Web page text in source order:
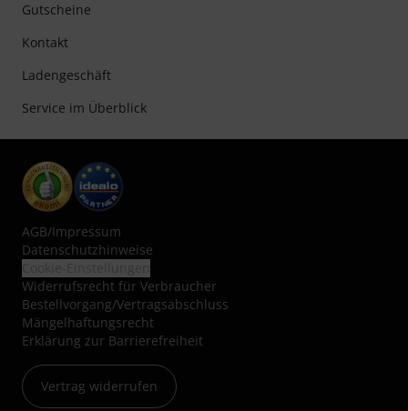
Gutscheine
Kontakt
Ladengeschäft
Service im Überblick
AGB/Impressum
Datenschutzhinweise
Widerrufsrecht für Verbraucher
Bestellvorgang/Vertragsabschluss
Mängelhaftungsrecht
Erklärung zur Barrierefreiheit
Vertrag widerrufen